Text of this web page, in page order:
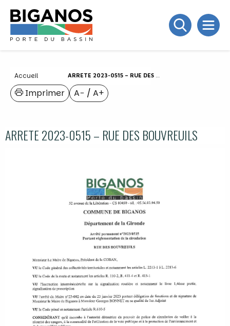
Accueil ARRETE 2023-0515 – RUE DES BOUVREUILS
A− / A+
Imprimer
ARRETE 2023-0515 – RUE DES BOUVREUILS